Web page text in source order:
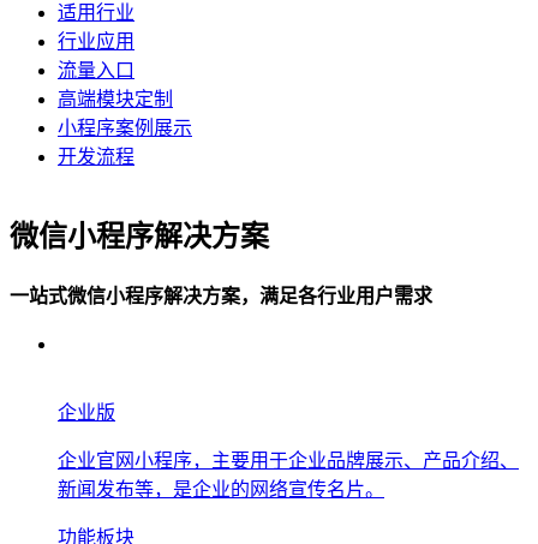
适用行业
行业应用
流量入口
高端模块定制
小程序案例展示
开发流程
微信小程序解决方案
一站式微信小程序解决方案，满足各行业用户需求
企业版
企业官网小程序，主要用于企业品牌展示、产品介绍、
新闻发布等，是企业的网络宣传名片。
功能板块